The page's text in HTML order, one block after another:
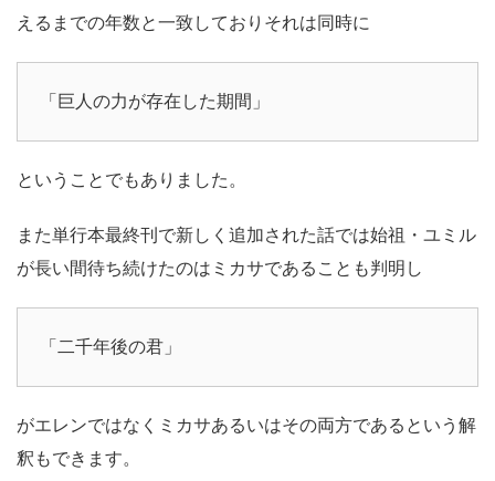
えるまでの年数と一致しておりそれは同時に
「巨人の力が存在した期間」
ということでもありました。
また単行本最終刊で新しく追加された話では始祖・ユミル
が長い間待ち続けたのはミカサであることも判明し
「二千年後の君」
がエレンではなくミカサあるいはその両方であるという解
釈もできます。